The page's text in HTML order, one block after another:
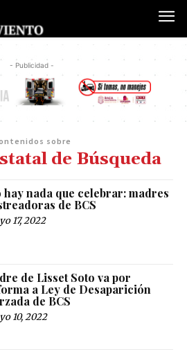
- Publicidad -
sobre
de Búsqueda
hay nada que celebrar: madres
de BCS
17, 2022
de Lisset Soto va por
a Ley de Desaparición
de BCS
10, 2022